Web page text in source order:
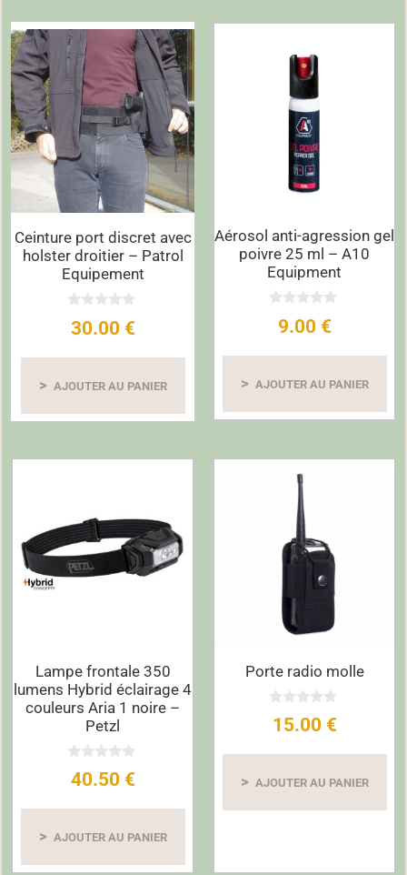
Ceinture port discret avec
holster droitier – Patrol
Equipement
0
s
r
30.00 €
AJOUTER AU PANIER
Aérosol anti-agression gel
poivre 25 ml – A10
Equipment
s
r
9.00 €
AJOUTER AU PANIER
Lampe frontale 350
lumens Hybrid éclairage 4
couleurs Aria 1 noire –
Petzl
s
r
40.50 €
AJOUTER AU PANIER
Porte radio molle
r
15.00 €
AJOUTER AU PANIER